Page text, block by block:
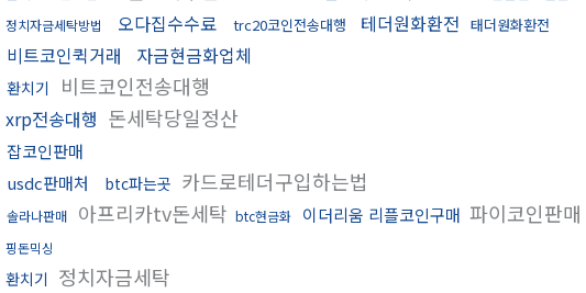
정치자금세탁방법 오다집수수료 trc20코인전송대행 테더원화환전 태더원화환전
비트코인퀵거래 자금현금화업체
환치기 비트코인전송대행
xrp전송대행 돈세탁당일정산
잡코인판매
usdc판매처
btc파는곳 카드로테더구입하는법
솔라나판매 아프리카tv돈세탁 btc현금화 이더리움 리플코인구매 파이코인판매
핑돈믹싱
환치기 정치자금세탁